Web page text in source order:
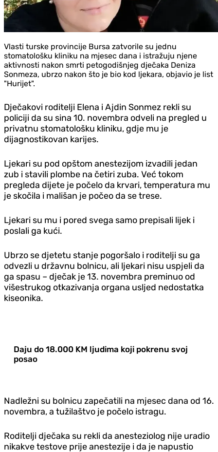
Vlasti turske provincije Bursa zatvorile su jednu
stomatološku kliniku na mjesec dana i istražuju njene
aktivnosti nakon smrti petogodišnjeg dječaka Deniza
Sonmeza, ubrzo nakon što je bio kod ljekara, objavio je list
"Hurijet".
Dječakovi roditelji Elena i Ajdin Sonmez rekli su
policiji da su sina 10. novembra odveli na pregled u
privatnu stomatološku kliniku, gdje mu je
dijagnostikovan karijes.
Ljekari su pod opštom anestezijom izvadili jedan
zub i stavili plombe na četiri zuba. Već tokom
pregleda dijete je počelo da krvari, temperatura mu
je skočila i mališan je počeo da se trese.
Ljekari su mu i pored svega samo prepisali lijek i
poslali ga kući.
Ubrzo se djetetu stanje pogoršalo i roditelji su ga
odvezli u državnu bolnicu, ali ljekari nisu uspjeli da
ga spasu – dječak je 13. novembra preminuo od
višestrukog otkazivanja organa usljed nedostatka
kiseonika.
Daju do 18.000 KM ljudima koji pokrenu svoj
posao
Nadležni su bolnicu zapečatili na mjesec dana od 16.
novembra, a tužilaštvo je počelo istragu.
Roditelji dječaka su rekli da anesteziolog nije uradio
nikakve testove prije anestezije i da je napustio